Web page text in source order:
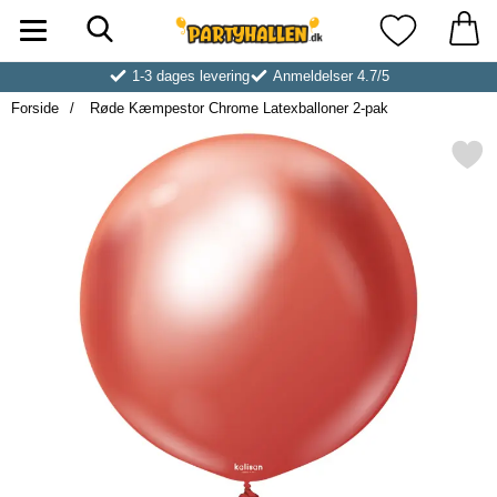
Startside for Partyhallen AB Mine
1-3 dages levering
Anmeldelser 4.7/5
Forside
Røde Kæmpestor Chrome Latexballoner 2-pak
Markér røde Kæmpestor Chrome